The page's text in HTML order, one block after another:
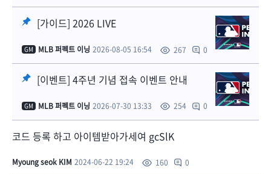
[가이드] 2026 LIVE
GM MLB 퍼펙트 이닝 2026-08-05 16:54 267 0
[이벤트] 4주년 기념 접속 이벤트 안내
GM MLB 퍼펙트 이닝 2026-07-30 13:33 254 0
코드 등록 하고 아이템받아가세여 gcSlK
Myoung seok KIM 2024-06-22 19:24 160 0